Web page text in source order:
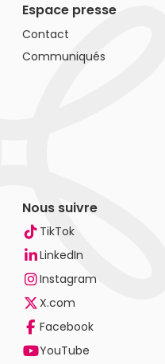
Espace presse
Contact
Communiqués
Nous suivre
TikTok
LinkedIn
Instagram
X.com
Facebook
YouTube